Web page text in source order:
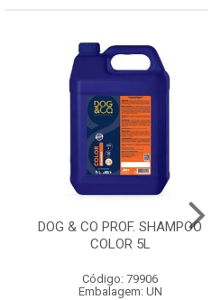
DOG & CO PROF. SHAMPOO
COLOR 5L
Código: 79906
Embalagem: UN